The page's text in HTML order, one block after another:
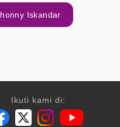
Iskandar
Ikuti kami di: